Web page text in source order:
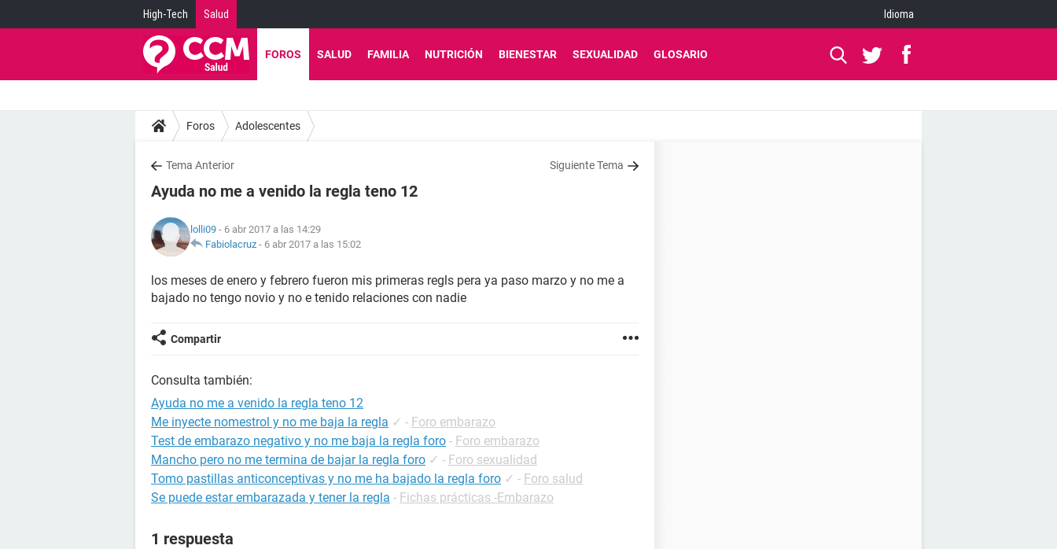
High-Tech Salud Idioma
FOROS SALUD FAMILIA NUTRICIÓN BIENESTAR SEXUALIDAD GLOSARIO
Foros Adolescentes
Tema Anterior Siguiente Tema
Ayuda no me a venido la regla teno 12
lolli09 - 6 abr 2017 a las 14:29
Fabiolacruz - 6 abr 2017 a las 15:02
los meses de enero y febrero fueron mis primeras regls pera ya paso marzo y no me a
bajado no tengo novio y no e tenido relaciones con nadie
Compartir
Consulta también:
Ayuda no me a venido la regla teno 12
Me inyecte nomestrol y no me baja la regla ✓ - Foro embarazo
Test de embarazo negativo y no me baja la regla foro - Foro embarazo
Mancho pero no me termina de bajar la regla foro ✓ - Foro sexualidad
Tomo pastillas anticonceptivas y no me ha bajado la regla foro ✓ - Foro salud
Se puede estar embarazada y tener la regla - Fichas prácticas -Embarazo
1 respuesta